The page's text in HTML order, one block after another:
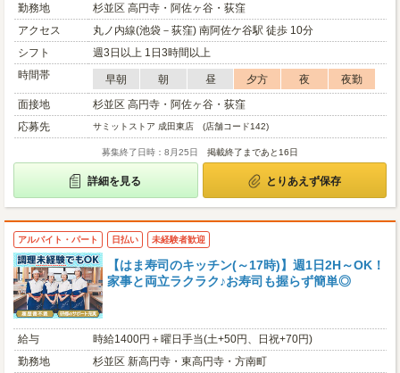
勤務地
杉並区 高円寺・阿佐ヶ谷・荻窪
アクセス
丸ノ内線(池袋－荻窪) 南阿佐ケ谷駅 徒歩 10分
シフト
週3日以上 1日3時間以上
時間帯
早朝 朝 昼 夕方 夜
夜勤
面接地
杉並区 高円寺・阿佐ヶ谷・荻窪
応募先
サミットストア 成田東店 (店舗コード142)
募集終了日時：8月25日 掲載終了まであと16日
詳細を見る とりあえず保存
アルバイト・パート 日払い 未経験者歓迎
【はま寿司のキッチン(～17時)】週1日2H～OK！
家事と両立ラクラク♪お寿司も握らず簡単◎
給与
時給1400円＋曜日手当(土+50円、日祝+70円)
勤務地
杉並区 新高円寺・東高円寺・方南町